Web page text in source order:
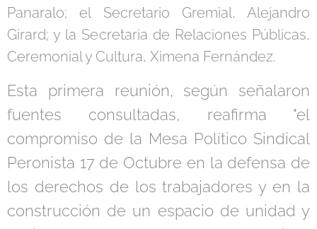
Panaralo; el Secretario Gremial, Alejandro
Girard; y la Secretaria de Relaciones Públicas,
Ceremonial y Cultura, Ximena Fernández.
Esta primera reunión, según señalaron
fuentes consultadas, reafirma "el
compromiso de la Mesa Político Sindical
Peronista 17 de Octubre en la defensa de
los derechos de los trabajadores y en la
construcción de un espacio de unidad y